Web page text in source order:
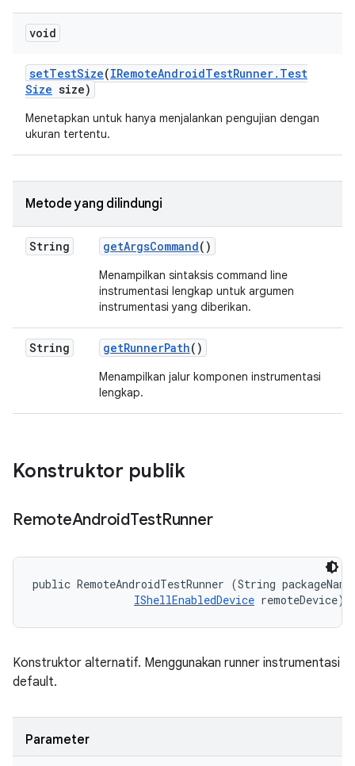
void
setTestSize(IRemoteAndroidTestRunner. Test
Size size)
Menetapkan untuk hanya menjalankan pengujian dengan
ukuran tertentu.
Metode yang dilindungi
String getArgsCommand()
Menampilkan sintaksis command line
instrumentasi lengkap untuk argumen
instrumentasi yang diberikan.
String getRunnerPath()
Menampilkan jalur komponen instrumentasi
lengkap.
Konstruktor publik
RemoteAndroidTestRunner
public RemoteAndroidTestRunner (String
IShellEnabledDevice remoteDevice)
Konstruktor alternatif. Menggunakan runner instrumentasi
default.
Parameter